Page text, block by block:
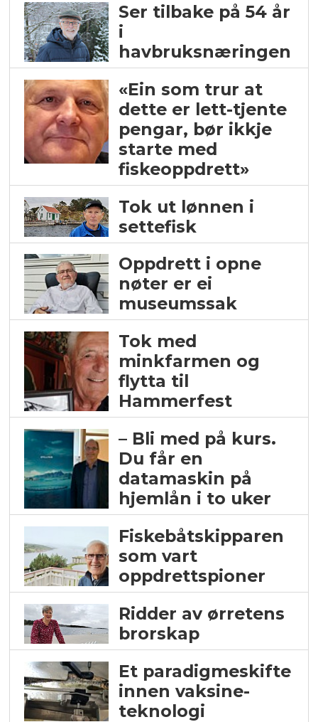
Ser tilbake på 54 år
i
havbruksnæringen
«Ein som trur at
dette er lett-tjente
pengar, bør ikkje
starte med
fiskeoppdrett»
Tok ut lønnen i
settefisk
Oppdrett i opne
nøter er ei
museumssak
Tok med
minkfarmen og
flytta til
Hammerfest
– Bli med på kurs.
Du får en
datamaskin på
hjemlån i to uker
Fiskebåtskipparen
som vart
oppdrettspioner
Ridder av ørretens
brorskap
Et paradigme­skifte
innen vaksine­
teknologi